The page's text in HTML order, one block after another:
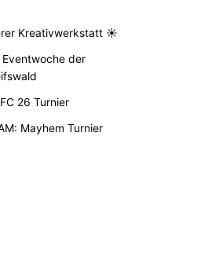
Kreativwerkstatt ☀️
Eventwoche der
26 Turnier
Mayhem Turnier